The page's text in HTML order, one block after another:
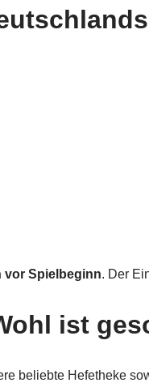
vor Spielbeginn. Der
ist
beliebte Hefetheke